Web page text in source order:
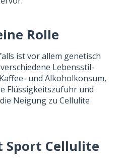
Rolle
ist vor allem genetisch
Lebensstil-
und Alkoholkonsum,
Flüssigkeitszufuhr und
Neigung zu Cellulite
Sport Cellulite